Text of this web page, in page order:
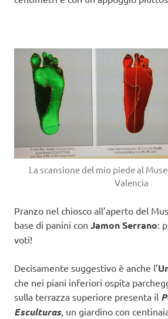
La scansione del mio piede al
Valencia
Pranzo nel chiosco all’aperto del
base di panini con Jamon Serrano:
voti!
Decisamente suggestivo è anche l’
che nei piani inferiori ospita
sulla terrazza superiore presenta il
Esculturas, un giardino con